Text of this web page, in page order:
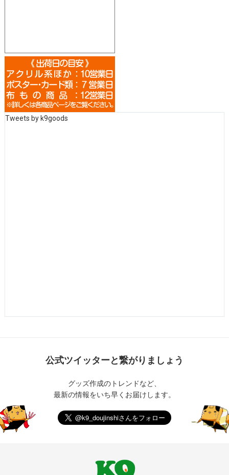
Tweets by k9goods
公式ツイッターと繋がりましょう
グッズ作成のトレンドなど、
最新の情報をいち早くお届けします。